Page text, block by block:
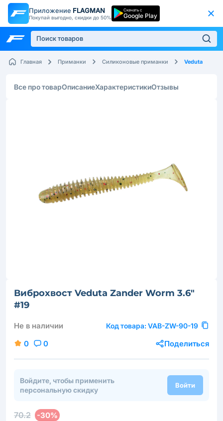
Приложение FLAGMAN
Покупай выгодно, скидки до 50%
Скачать с
Google Play
Главная Приманки Силиконовые приманки Veduta
Все про товарОписаниеХарактеристикиОтзывы
Виброхвост Veduta Zander Worm 3.6"
#19
Не в наличии Код товара: VAB-ZW-90-19
0 0 Поделиться
Войдите, чтобы применить
персональную скидку
Войти
70.2 -30%